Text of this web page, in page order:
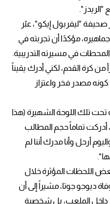
"ليفربول إيكو"، عبّر
مؤكدًا أن تجربته في
في مسيرته التدريبية.
من كرة القدم، لكني أدرك يقيناً
مصدر فخر واعتزاز
تلك اللوحة الشهيرة (هذا
تماماً حجم المطالب
أرحل وأنا مدرك أننا لم
اللحظات المؤثرة خلال
ديوجو جوتا، مشيراً إلى أن
داخل الملعب، بل شخصية